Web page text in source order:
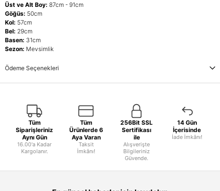
Üst ve Alt Boy: 87cm - 91cm
Göğüs: 50cm
Kol: 57cm
Bel: 29cm
Basen: 31cm
Sezon: Mevsimlik
Ödeme Seçenekleri
Tüm
Siparişleriniz
Aynı Gün
16.00'a Kadar
Kargolanır.
Tüm
Ürünlerde 6
Aya Varan
Taksit
İmkânı!
256Bit SSL
Sertifikası
ile
Alışverişte
Bilgileriniz
Güvende.
14 Gün
İçerisinde
İade İmkânı!